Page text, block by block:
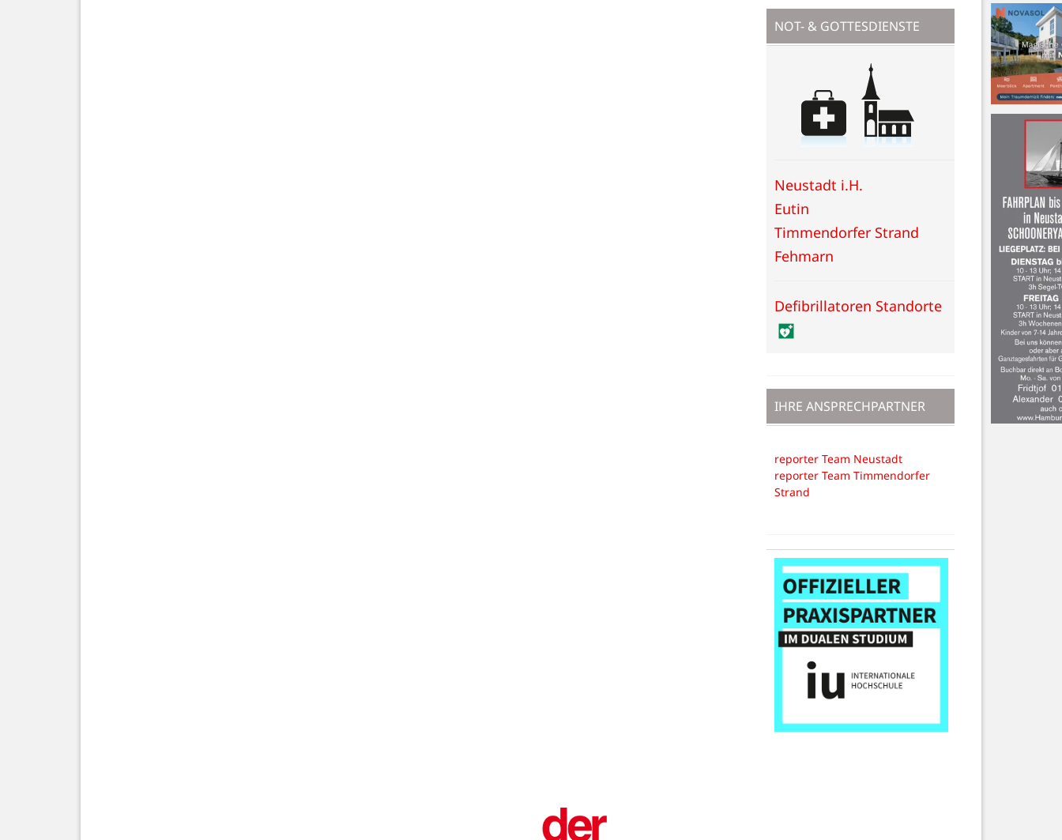
NOT- & GOTTESDIENSTE
Neustadt i.H.
Eutin
Timmendorfer Strand
Fehmarn
Defibrillatoren Standorte
IHRE ANSPRECHPARTNER
reporter Team Neustadt
reporter Team Timmendorfer
Strand